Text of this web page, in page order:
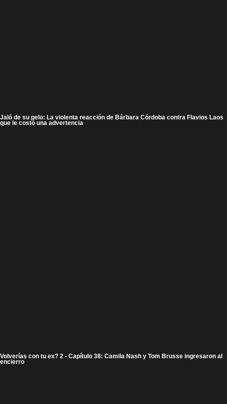
Jaló de su pelo: La violenta reacción de Bárbara Córdoba contra Flavios Laos
que le costó una advertencia
Volverías con tu ex? 2 - Capítulo 38: Camila Nash y Tom Brusse ingresaron al
encierro